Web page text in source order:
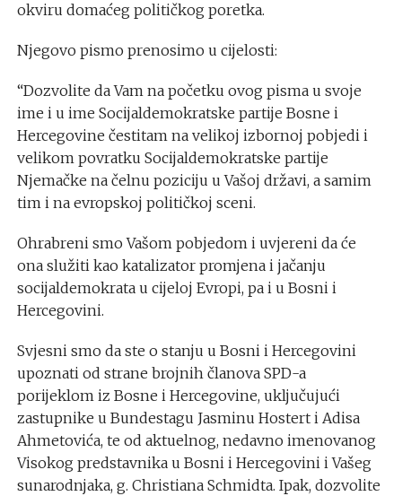
okviru domaćeg političkog poretka.
Njegovo pismo prenosimo u cijelosti:
“Dozvolite da Vam na početku ovog pisma u svoje
ime i u ime Socijaldemokratske partije Bosne i
Hercegovine čestitam na velikoj izbornoj pobjedi i
velikom povratku Socijaldemokratske partije
Njemačke na čelnu poziciju u Vašoj državi, a samim
tim i na evropskoj političkoj sceni.
Ohrabreni smo Vašom pobjedom i uvjereni da će
ona služiti kao katalizator promjena i jačanju
socijaldemokrata u cijeloj Evropi, pa i u Bosni i
Hercegovini.
Svjesni smo da ste o stanju u Bosni i Hercegovini
upoznati od strane brojnih članova SPD-a
porijeklom iz Bosne i Hercegovine, uključujući
zastupnike u Bundestagu Jasminu Hostert i Adisa
Ahmetovića, te od aktuelnog, nedavno imenovanog
Visokog predstavnika u Bosni i Hercegovini i Vašeg
sunarodnjaka, g. Christiana Schmidta. Ipak, dozvolite